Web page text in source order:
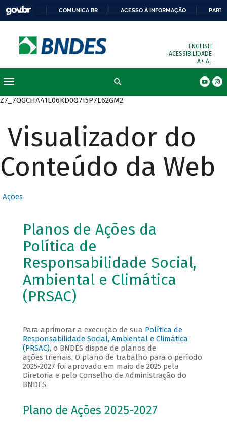
COMUNICA BR ACESSO À INFORMAÇÃO
ENGLISH
ACESSIBILIDADE
A+ A-
Z7_7QGCHA41L06KD0Q7I5P7L62GM2
Visualizador do
Conteúdo da Web
Ações
Planos de Ações da
Política de
Responsabilidade Social,
Ambiental e Climática
(PRSAC)
Para aprimorar a execução de sua Política de
Responsabilidade Social, Ambiental e Climática
(PRSAC), o BNDES dispõe de planos de
ações trienais. O plano de trabalho para o período
2025-2027 foi aprovado em maio de 2025 pela
Diretoria e pelo Conselho de Administração do
BNDES.
Plano de Ações 2025-2027